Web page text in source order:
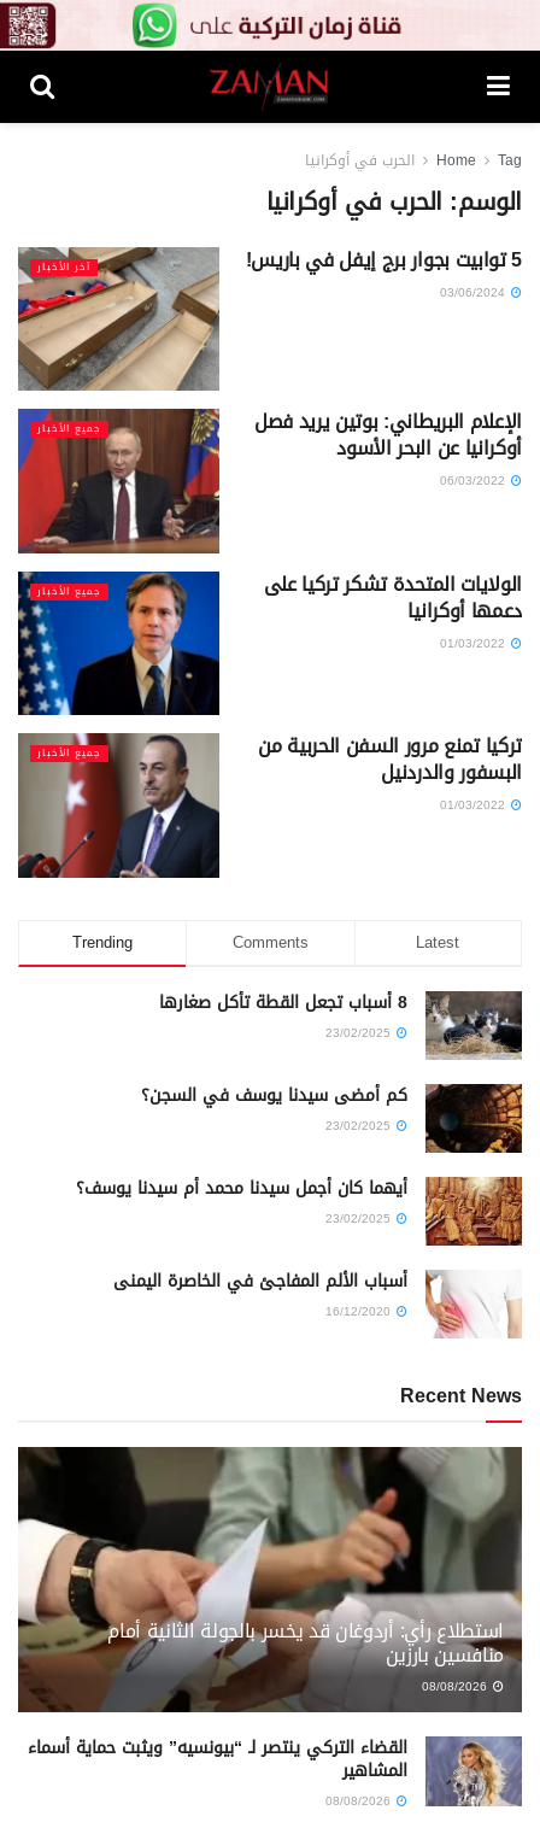
Home Tag الحرب في أوكرانيا
الوسم: الحرب في أوكرانيا
آخر الأخبار 5 توابيت بجوار برج إيفل في باريس!
جميع الأخبار الإعلام البريطاني: بوتين يريد فصل
أوكرانيا عن البحر الأسود
جميع الأخبار الولايات المتحدة تشكر تركيا على
دعمها أوكرانيا
جميع الأخبار تركيا تمنع مرور السفن الحربية من
البسفور والدردنيل
Trending Comments Latest
8 أسباب تجعل القطة تأكل صغارها
كم أمضى سيدنا يوسف في السجن؟
أيهما كان أجمل سيدنا محمد أم سيدنا يوسف؟
أسباب الألم المفاجئ في الخاصرة اليمنى
Recent News
استطلاع رأي: أردوغان قد يخسر بالجولة الثانية أمام
منافسين بارزين
القضاء التركي ينتصر لـ “بيونسيه” ويثبت حماية أسماء
المشاهير